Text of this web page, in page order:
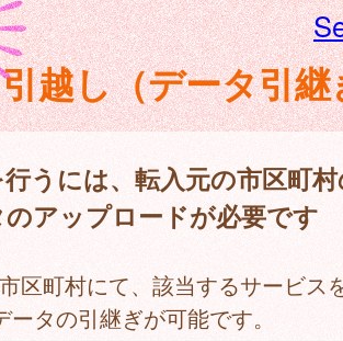
引越し（データ引継
うには、転入元の市区町
のアップロードが必要です
区町村にて、該当するサービス
ータの引継ぎが可能です。